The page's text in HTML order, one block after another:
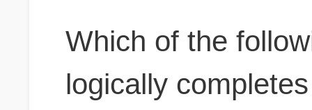
Which of the
logically